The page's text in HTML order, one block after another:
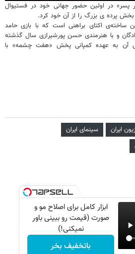
پسر» در اولین حضور جهانی خود در فستیوال
بخش پرده ی بزرگ را از آن خود کرد.
ساخته‌ی اکتای براهنی است که با بازی حامد
و با هنرمندی حسن پورشیرازی سال گذشته
آن به عهده کمپانی پخش «هفت چشمه» با
ایران
سینمای ایران
ابزار کامل برای اصلاح مو و
صورت (قیمت رو ببینی باور
نمیکنی!)
باتخفیف بخر